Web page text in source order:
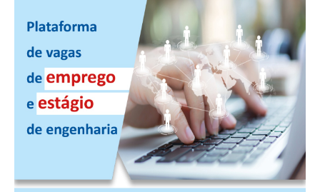
PUBLICAÇÕES
MANUAL DE REDAÇÃO
RELEASES
CADASTRO